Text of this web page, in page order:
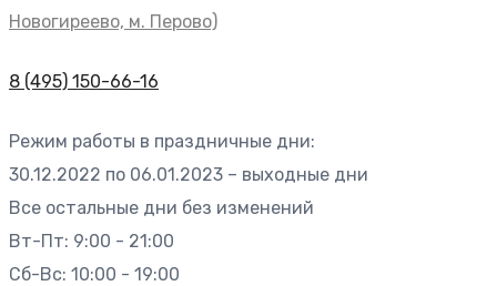
Новогиреево, м. Перово)
8 (495) 150-66-16
Режим работы в праздничные дни:
30.12.2022 по 06.01.2023 – выходные дни
Все остальные дни без изменений
Вт-Пт: 9:00 - 21:00
Сб-Вс: 10:00 - 19:00